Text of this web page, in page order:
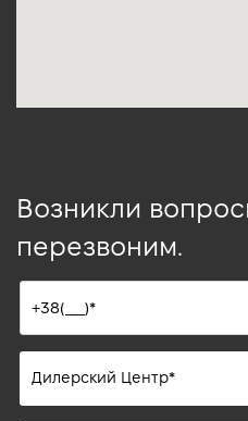
Возникли
перезвоним.